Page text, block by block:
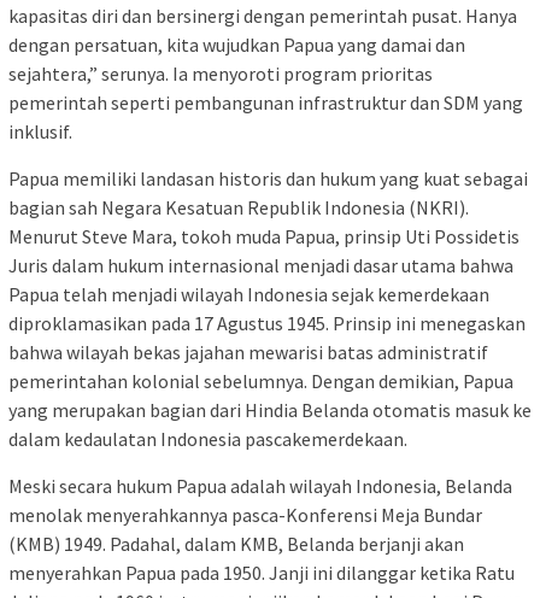
kapasitas diri dan bersinergi dengan pemerintah pusat. Hanya
dengan persatuan, kita wujudkan Papua yang damai dan
sejahtera,” serunya. Ia menyoroti program prioritas
pemerintah seperti pembangunan infrastruktur dan SDM yang
inklusif.
Papua memiliki landasan historis dan hukum yang kuat sebagai
bagian sah Negara Kesatuan Republik Indonesia (NKRI).
Menurut Steve Mara, tokoh muda Papua, prinsip Uti Possidetis
Juris dalam hukum internasional menjadi dasar utama bahwa
Papua telah menjadi wilayah Indonesia sejak kemerdekaan
diproklamasikan pada 17 Agustus 1945. Prinsip ini menegaskan
bahwa wilayah bekas jajahan mewarisi batas administratif
pemerintahan kolonial sebelumnya. Dengan demikian, Papua
yang merupakan bagian dari Hindia Belanda otomatis masuk ke
dalam kedaulatan Indonesia pascakemerdekaan.
Meski secara hukum Papua adalah wilayah Indonesia, Belanda
menolak menyerahkannya pasca-Konferensi Meja Bundar
(KMB) 1949. Padahal, dalam KMB, Belanda berjanji akan
menyerahkan Papua pada 1950. Janji ini dilanggar ketika Ratu